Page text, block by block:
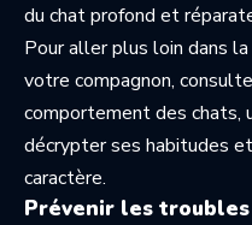
du chat profond et
Pour aller plus loin dans
votre compagnon,
comportement des chats,
décrypter ses habitudes
caractère.
Prévenir les troubles